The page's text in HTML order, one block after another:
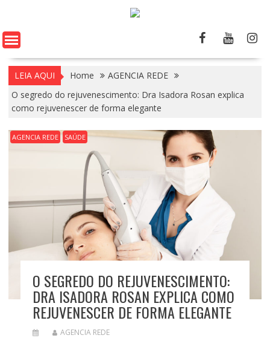
LEIA AQUI Home
AGENCIA REDE
O segredo do rejuvenescimento: Dra Isadora Rosan explica
como rejuvenescer de forma elegante
AGENCIA REDE SAÚDE
O SEGREDO DO REJUVENESCIMENTO:
DRA ISADORA ROSAN EXPLICA COMO
REJUVENESCER DE FORMA ELEGANTE
AGENCIA REDE